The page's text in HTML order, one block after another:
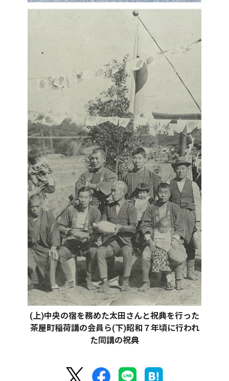
(上)中央の宿を務めた太田さんと祝典を行った
茶屋町稲荷講の会員ら(下)昭和７年頃に行われ
た同講の祝典